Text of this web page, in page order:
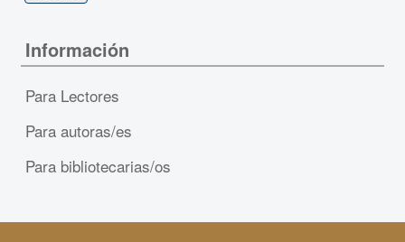
Información
Para Lectores
Para autoras/es
Para bibliotecarias/os